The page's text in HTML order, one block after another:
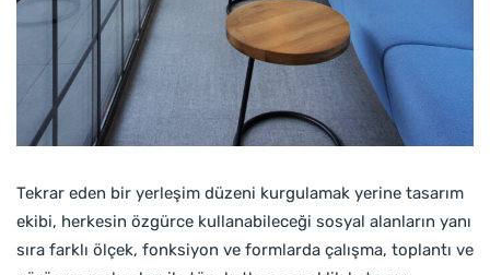
Tekrar eden bir yerleşim düzeni kurgulamak yerine tasarım
ekibi, herkesin özgürce kullanabileceği sosyal alanların yanı
sıra farklı ölçek, fonksiyon ve formlarda çalışma, toplantı ve